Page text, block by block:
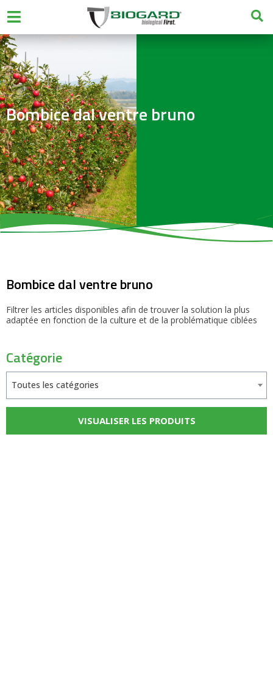
Bombice dal ventre bruno
Bombice dal ventre bruno
Filtrer les articles disponibles afin de trouver la solution la plus
adaptée en fonction de la culture et de la problématique ciblées
Catégorie
Toutes les catégories